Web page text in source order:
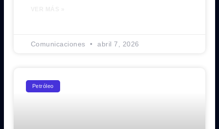
Comunicaciones abril 7, 2026
Petróleo